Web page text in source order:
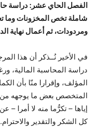
الفصل الحاي عشر: دراسة
شاملة تخص المخزونات وما
ومردودات، ثم أعمال نهاية
في الأخير نُــذكر أن هذا
دراسة المحاسبة المالية،
المؤلف، وإقرارا منّا بأن
المتخصص بعض ما يوجهه من
إياها – تكرُّما منه لا أمرا –
كل الشكر والتقدير والاحترام.